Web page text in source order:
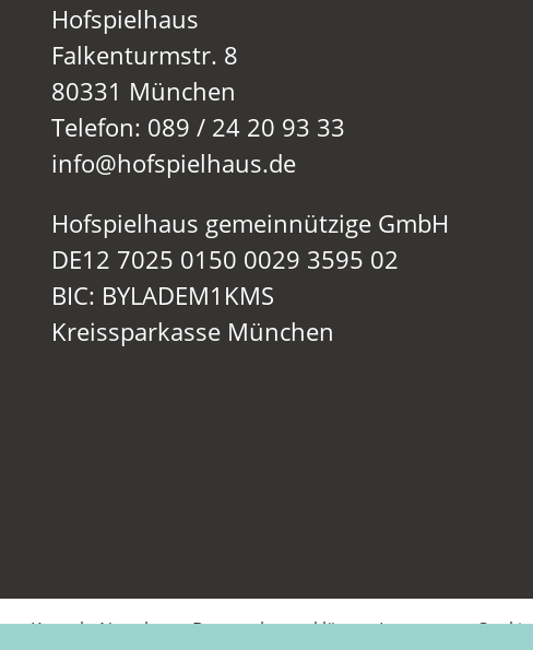
Hofspielhaus
Falkenturmstr. 8
80331 München
Telefon: 089 / 24 20 93 33
info@hofspielhaus.de
Hofspielhaus gemeinnützige GmbH
DE12 7025 0150 0029 3595 02
BIC: BYLADEM1KMS
Kreissparkasse München
KontaktNewsletterDatenschutzerklärungImpressum